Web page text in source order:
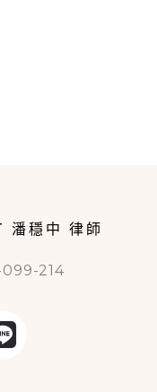
潘穩中 律師
214